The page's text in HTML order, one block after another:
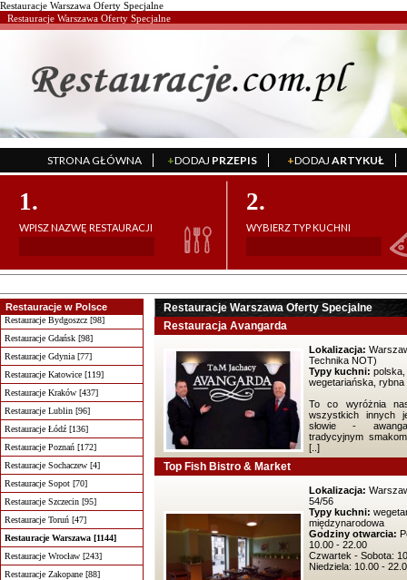
Restauracje Warszawa Oferty Specjalne
Restauracje Warszawa Oferty Specjalne
STRONA GŁÓWNA +DODAJ PRZEPIS +DODAJ ARTYKUŁ
1.
WPISZ NAZWĘ RESTAURACJI
2.
WYBIERZ TYP KUCHNI
Restauracje w Polsce
Restauracje Bydgoszcz [98]
Restauracje Gdańsk [98]
Restauracje Gdynia [77]
Restauracje Katowice [119]
Restauracje Kraków [437]
Restauracje Lublin [96]
Restauracje Łódź [136]
Restauracje Poznań [172]
Restauracje Sochaczew [4]
Restauracje Sopot [70]
Restauracje Szczecin [95]
Restauracje Toruń [47]
Restauracje Warszawa [1144]
Restauracje Wrocław [243]
Restauracje Zakopane [88]
Restauracje Warszawa Oferty Specjalne
Restauracja Avangarda
Lokalizacja:
Technika NOT)
Typy kuchni: polska,
wegetariańska, rybna
To co wyróżnia
wszystkich innych
słowie -
tradycyjnym
[..]
Top Fish Bistro & Market
Lokalizacja:
54/56
Typy kuchni:
międzynarodowa
Godziny otwarcia:
10.00 - 22.00
Czwartek - Sobota:
Niedziela: 10.00 -